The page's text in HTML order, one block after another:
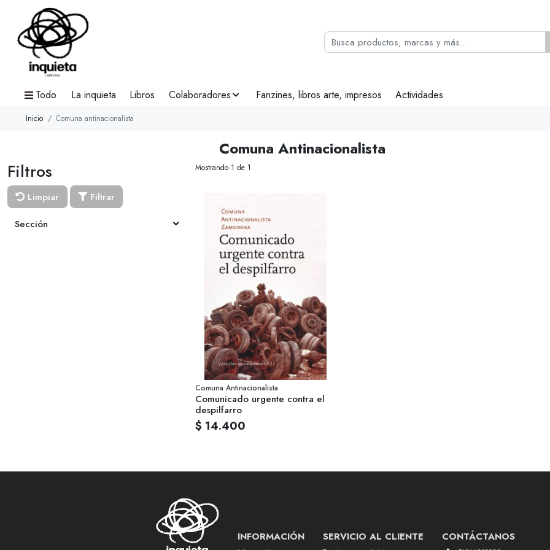
Todo La inquieta Libros Colaboradores Fanzines, libros arte, impresos Actividades
Inicio Comuna antinacionalista
Comuna Antinacionalista
Filtros
Limpiar
Filtrar
Sección
Mostrando 1 de 1
Comuna Antinacionalista
Comunicado urgente contra el
despilfarro
$ 14.400
INFORMACIÓN SERVICIO AL CLIENTE CONTÁCTANOS